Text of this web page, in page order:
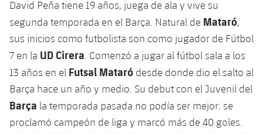
Ciutat Esportiva
La Masia
plusicon
más
Servicios
Servicios Médicos
Accesibilidad
plusicon
más
Acreditaciones
Instalaciones
David Peña tiene 19 años, juega de ala y vive su
segunda temporada en el Barça. Natural de Mataró,
sus inicios como futbolista son como jugador de Fútbol
7 en la UD Cirera . Comenzó a jugar al fútbol sala a los
13 años en el Futsal Mataró desde donde dio el salto al
Barça hace un año y medio. Su debut con el Juvenil del
Barça la temporada pasada no podía ser mejor: se
proclamó campeón de liga y marcó más de 40 goles.